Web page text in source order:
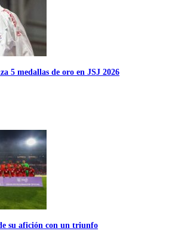
5 medallas de oro en JSJ 2026
su afición con un triunfo